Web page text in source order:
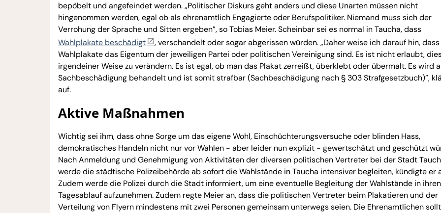
bepöbelt und angefeindet werden. „Politischer Diskurs geht anders und diese Unarten müssen nicht
hingenommen werden, egal ob als ehrenamtlich Engagierte oder Berufspolitiker. Niemand muss sich der
Verrohung der Sprache und Sitten ergeben”, so Tobias Meier. Scheinbar sei es normal in Taucha, dass
Wahlplakate beschädigt
, verschandelt oder sogar abgerissen würden. „Daher weise ich darauf hin, dass
Wahlplakate das Eigentum der jeweiligen Partei oder politischen Vereinigung sind. Es ist nicht erlaubt,
irgendeiner Weise zu verändern. Es ist egal, ob man das Plakat zerreißt, überklebt oder übermalt. Es wird
Sachbeschädigung behandelt und ist somit strafbar (Sachbeschädigung nach § 303 Strafgesetzbuch)”,
auf.
Aktive Maßnahmen
Wichtig sei ihm, dass ohne Sorge um das eigene Wohl, Einschüchterungsversuche oder blinden Hass,
demokratisches Handeln nicht nur vor Wahlen - aber leider nun explizit - gewertschätzt und geschützt
Nach Anmeldung und Genehmigung von Aktivitäten der diversen politischen Vertreter bei der Stadt
werde die städtische Polizeibehörde ab sofort die Wahlstände in Taucha intensiver begleiten, kündigte er
Zudem werde die Polizei durch die Stadt informiert, um eine eventuelle Begleitung der Wahlstände in ihren
Tagesablauf aufzunehmen. Zudem regte Meier an, dass die politischen Vertreter beim Plakatieren und der
Verteilung von Flyern mindestens mit zwei Personen gemeinsam unterwegs seien. Die Ehrenamtlichen